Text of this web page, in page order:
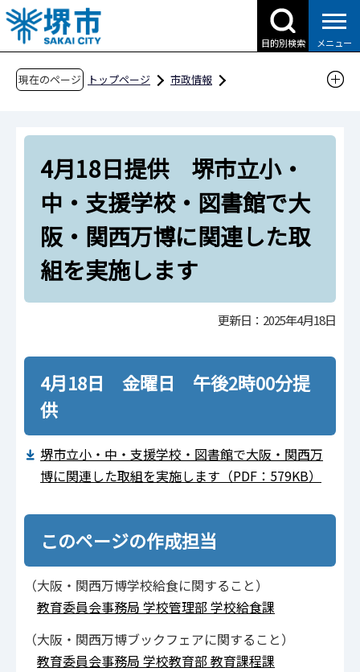
こ
の
ペ
目的別検索 メニュー
現在のページ トップページ
市政情報
報道提供資料
過去の報道提供資料
令和7年
令和7年4月
4月18日提供 堺市立小・中・支援学校・図書
館で大阪・関西万博に関連した取組を実施しま
す
4月18日提供 堺市立小・
中・支援学校・図書館で大
阪・関西万博に関連した取
組を実施します
更新日：2025年4月18日
4月18日 金曜日 午後2時00分提
供
堺市立小・中・支援学校・図書館で大阪・関西万
博に関連した取組を実施します（PDF：579KB）
このページの作成担当
（大阪・関西万博学校給食に関すること）
教育委員会事務局 学校管理部 学校給食課
（大阪・関西万博ブックフェアに関すること）
教育委員会事務局 学校教育部 教育課程課